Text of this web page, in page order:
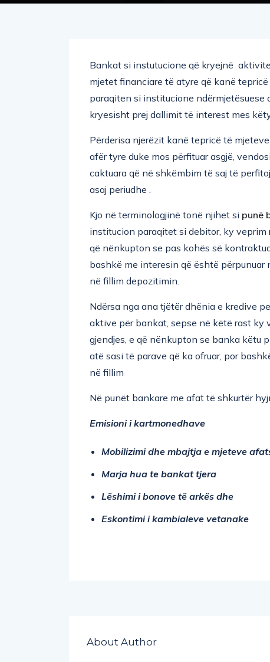
Bankat si instutucione që kryejnë
mjetet financiare të atyre që kanë
paraqiten si institucione ndërmjetësuese
kryesisht prej dallimit të interest mes
Përderisa njerëzit kanë tepricë të
afër tyre duke mos përfituar asgjë,
caktuara që në shkëmbim të saj të
asaj periudhe .
Kjo në terminologjinë tonë njihet si punë
institucion paraqitet si debitor, ky
që nënkupton se pas kohës së
bashkë me interesin që është
në fillim depozitimin.
Ndërsa nga ana tjëtër dhënia e kredive
aktive për bankat, sepse në këtë rast ky
gjendjes, e që nënkupton se banka këtu
atë sasi të parave që ka ofruar, por
në fillim
Në punët bankare me afat të shkurtër
Emisioni i kartmonedhave
Mobilizimi dhe mbajtja e mjeteve
Marja hua te bankat tjera
Lëshimi i bonove të arkës dhe
Eskontimi i kambialeve vetanake
About Author